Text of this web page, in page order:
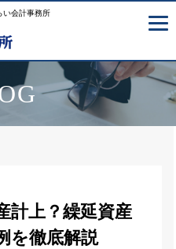
い会計事務所
計上？繰延資産
を徹底解説